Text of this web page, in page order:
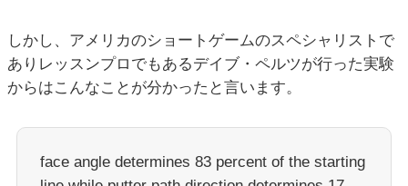
しかし、アメリカのショートゲームのスペシャリストで
ありレッスンプロでもあるデイブ・ペルツが行った実験
からはこんなことが分かったと言います。
face angle determines 83 percent of the starting